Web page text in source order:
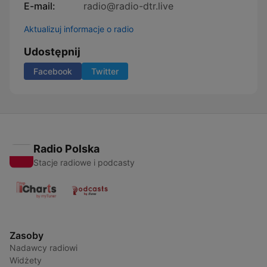
E-mail:
radio@radio-dtr.live
Aktualizuj informacje o radio
Udostępnij
Facebook Twitter
Radio Polska
Stacje radiowe i podcasty
Zasoby
Nadawcy radiowi
Widżety